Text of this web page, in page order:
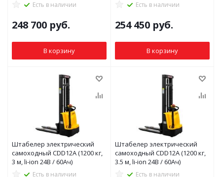
Есть в наличии
248 700 руб.
В корзину
Есть в наличии
254 450 руб.
В корзину
Штабелер электрический
самоходный CDD12A (1200 кг,
3 м, li-ion 24В / 60Ач)
Есть в наличии
Штабелер электрический
самоходный CDD12A (1200 кг,
3.5 м, li-ion 24В / 60Ач)
Есть в наличии